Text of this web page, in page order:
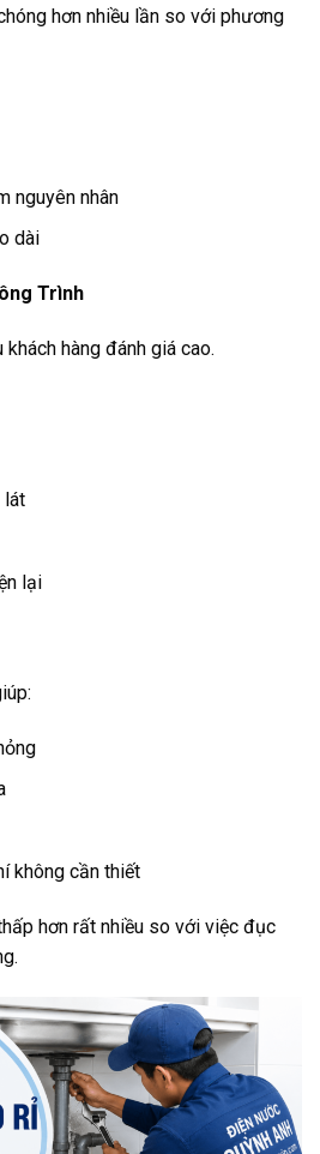
hơn nhiều lần so với phương
nguyên nhân
dài
Trình
hàng đánh giá cao.
lát
lại
không cần thiết
hơn rất nhiều so với việc đục